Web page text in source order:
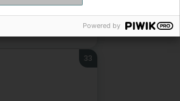
33
Powered by